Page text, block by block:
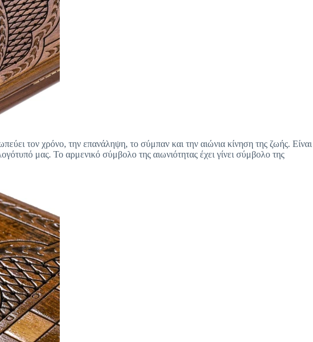
τον χρόνο, την επανάληψη, το σύμπαν και την αιώνια κίνηση της ζωής. Είναι
μας. Το αρμενικό σύμβολο της αιωνιότητας έχει γίνει σύμβολο της